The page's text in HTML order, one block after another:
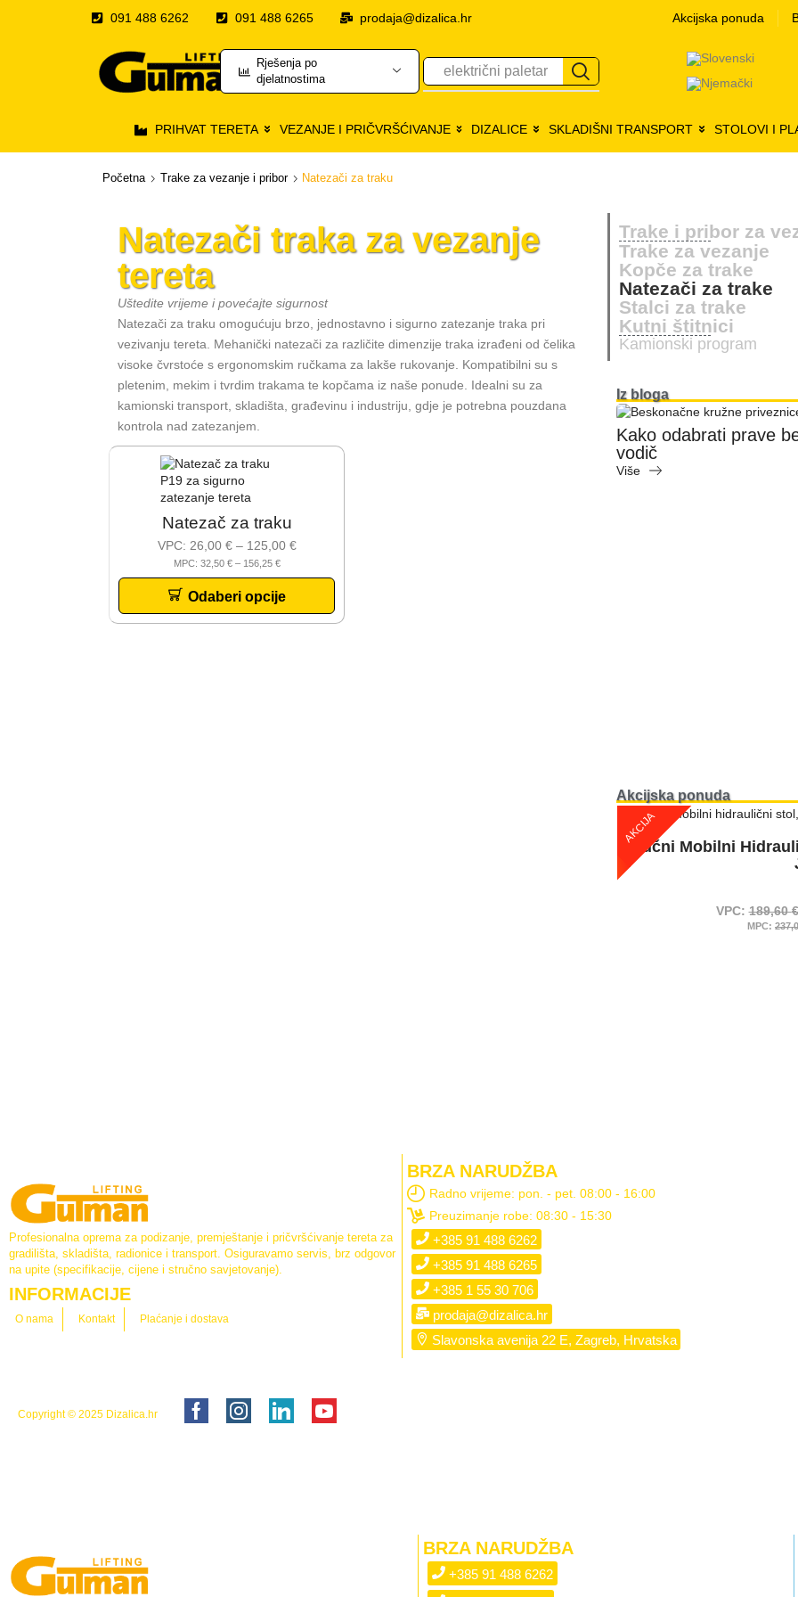
091 488 6262 091 488 6265 prodaja@dizalica.hr Akcijska ponuda
Rješenja po
djelatnostima
električni paletar
PRIHVAT TERETA VEZANJE I PRIČVRŠĆIVANJE DIZALICE SKLADIŠNI TRANSPORT STOLOVI I
Početna Trake za vezanje i pribor Natezači za traku
Natezači traka za vezanje
tereta
Uštedite vrijeme i povećajte sigurnost
Natezači za traku omogućuju brzo, jednostavno i sigurno zatezanje traka pri
vezivanju tereta. Mehanički natezači za različite dimenzije traka izrađeni od čelika
visoke čvrstoće s ergonomskim ručkama za lakše rukovanje. Kompatibilni su s
pletenim, mekim i tvrdim trakama te kopčama iz naše ponude. Idealni su za
kamionski transport, skladišta, građevinu i industriju, gdje je potrebna pouzdana
kontrola nad zatezanjem.
Natezač za traku
VPC: 26,00 €– 125,00 €
MPC: 32,50 €– 156,25 €
Odaberi opcije
Trake i pribor za
Trake za vezanje
Kopče za trake
Natezači za trake
Stalci za trake
Kutni štitnici
Kamionski program
Iz bloga
Jednoškarasti podizni mobilni stol 800 kg — studija slučaja
za skladište rezervnih dijelova
Kako odabrati prave
vodič
Više
Akcijska ponuda
Ručni Mobilni
AKCIJA
VPC:189,60€
MPC:
Profesionalna oprema za podizanje, premještanje i pričvršćivanje tereta za
gradilišta, skladišta, radionice i transport. Osiguravamo servis, brz odgovor
na upite (specifikacije, cijene i stručno savjetovanje).
INFORMACIJE
O nama Kontakt Plaćanje i dostava
BRZA NARUDŽBA
Radno vrijeme: pon. - pet. 08:00 - 16:00
Preuzimanje robe: 08:30 - 15:30
+385 91 488 6262
+385 91 488 6265
+385 1 55 30 706
prodaja@dizalica.hr
Slavonska avenija 22 E, Zagreb, Hrvatska
Copyright © 2025 Dizalica.hr
BRZA NARUDŽBA
+385 91 488 6262